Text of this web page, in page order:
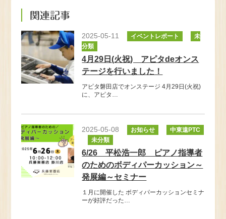
関連記事
2025-05-11 イベントレポート
未
分類
4月29日(火祝) アピタdeオンス
テージを行いました！
アピタ磐田店でオンステージ 4月29日(火祝)
に、アピタ…
2025-05-08 お知らせ
中東遠PTC
未分類
6/26 平松浩一郎 ピアノ指導者
のためのボディパーカッション～
発展編～セミナー
１月に開催した ボディパーカッションセミナ
ーが好評だった…